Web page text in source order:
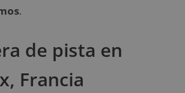
.
de pista en
Francia